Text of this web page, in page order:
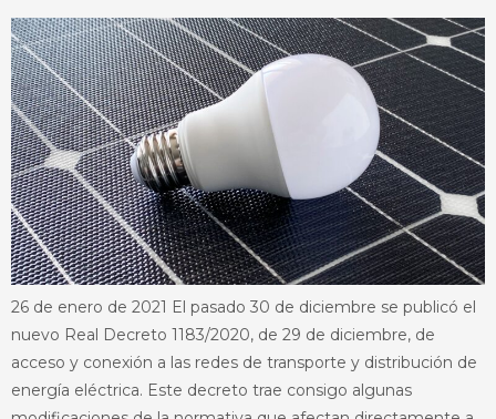
26 de enero de 2021 El pasado 30 de diciembre se publicó el
nuevo Real Decreto 1183/2020, de 29 de diciembre, de
acceso y conexión a las redes de transporte y distribución de
energía eléctrica. Este decreto trae consigo algunas